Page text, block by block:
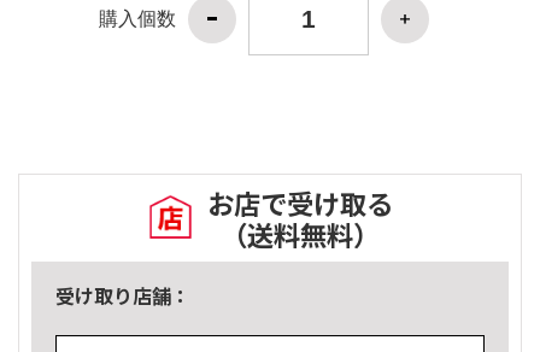
購入個数
お店で受け取る
（送料無料）
受け取り店舗：